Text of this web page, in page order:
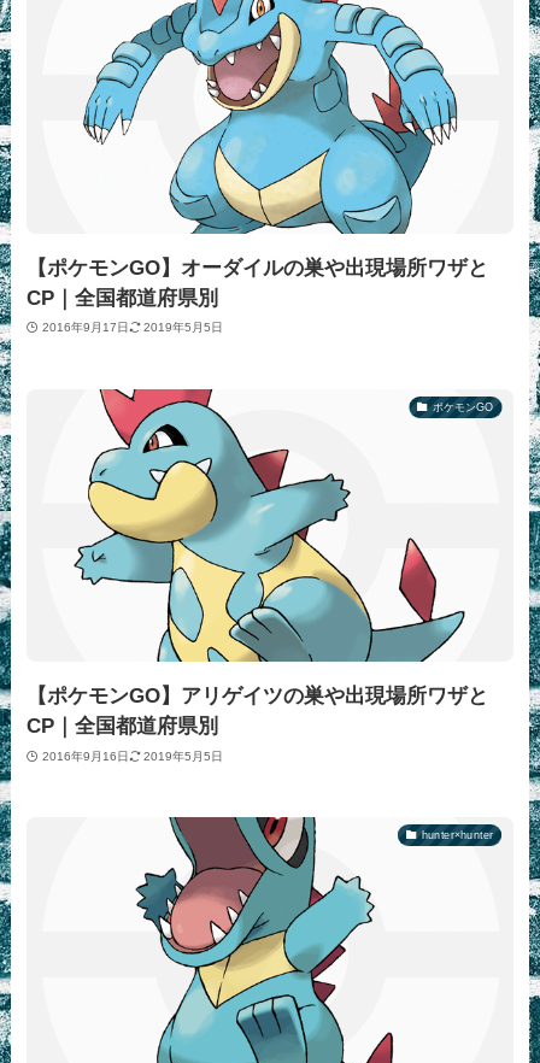
【ポケモンGO】オーダイルの巣や出現場所ワザと
CP｜全国都道府県別
2016年9月17日 2019年5月5日
ポケモンGO
【ポケモンGO】アリゲイツの巣や出現場所ワザと
CP｜全国都道府県別
2016年9月16日 2019年5月5日
hunter×hunter